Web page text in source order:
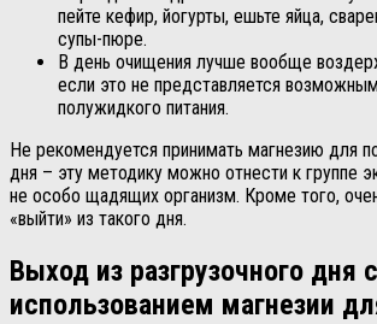
пейте кефир, йогурты, ешьте яйца,
супы-пюре.
В день очищения лучше вообще
если это не представляется
полужидкого питания.
Не рекомендуется принимать магнезию для
дня – эту методику можно отнести к группе
не особо щадящих организм. Кроме того,
«выйти» из такого дня.
Выход из разгрузочного дня с
использованием магнезии